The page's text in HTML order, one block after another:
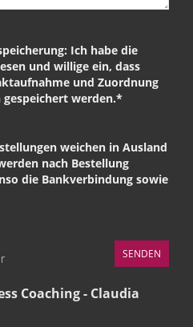
Ich habe die
und willige ein, dass
und Zuordnung
werden.*
weichen in Ausland
nach Bestellung
die Bankverbindung sowie
Coaching - Claudia